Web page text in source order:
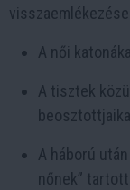
A női
A tisztek
A háború
nőnek”